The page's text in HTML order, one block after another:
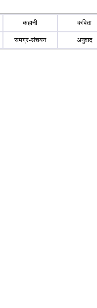
कहानी कविता
समग्र-संचयन अनुवाद